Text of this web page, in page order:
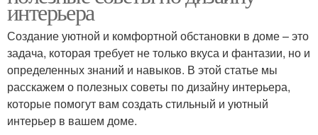
интерьера
Создание уютной и комфортной обстановки в доме – это
задача, которая требует не только вкуса и фантазии, но и
определенных знаний и навыков. В этой статье мы
расскажем о полезных советы по дизайну интерьера,
которые помогут вам создать стильный и уютный
интерьер в вашем доме.